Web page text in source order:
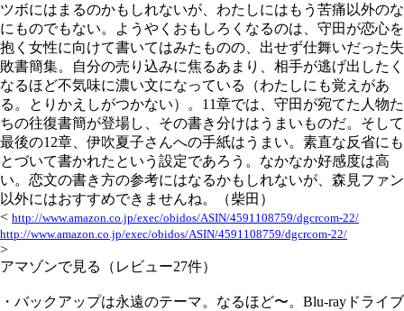
ツボにはまるのかもしれないが、わたしにはもう苦痛以外のな
にものでもない。ようやくおもしろくなるのは、守田が恋心を
抱く女性に向けて書いてはみたものの、出せず仕舞いだった失
敗書簡集。自分の売り込みに焦るあまり、相手が逃げ出したく
なるほど不気味に濃い文になっている（わたしにも覚えがあ
る。とりかえしがつかない）。11章では、守田が宛てた人物た
ちの往復書簡が登場し、その書き分けはうまいものだ。そして
最後の12章、伊吹夏子さんへの手紙はうまい。素直な反省にも
とづいて書かれたという設定であろう。なかなか好感度は高
い。恋文の書き方の参考にはなるかもしれないが、森見ファン
以外にはおすすめできませんね。（柴田）
< http://www.amazon.co.jp/exec/obidos/ASIN/4591108759/dgcrcom-22/
http://www.amazon.co.jp/exec/obidos/ASIN/4591108759/dgcrcom-22/
>
アマゾンで見る（レビュー27件）
・バックアップは永遠のテーマ。なるほど〜。Blu-rayドライブ